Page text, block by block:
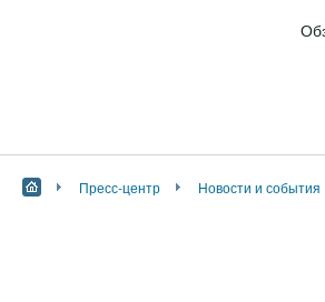
Пресс-центр Новости и события